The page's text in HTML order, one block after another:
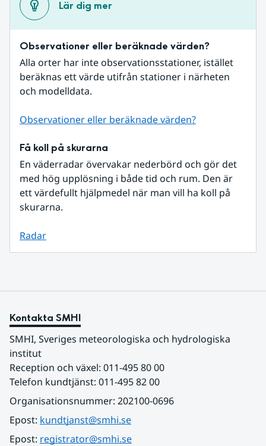
Lär dig mer
Observationer eller beräknade värden?
Alla orter har inte observationsstationer, istället
beräknas ett värde utifrån stationer i närheten
och modelldata.
Observationer eller beräknade värden?
Få koll på skurarna
En väderradar övervakar nederbörd och gör det
med hög upplösning i både tid och rum. Den är
ett värdefullt hjälpmedel när man vill ha koll på
skurarna.
Radar
Kontakta SMHI
SMHI, Sveriges meteorologiska och hydrologiska
institut
Reception och växel: 011-495 80 00
Telefon kundtjänst: 011-495 82 00
Organisationsnummer: 202100-0696
Epost: kundtjanst@smhi.se
Epost: registrator@smhi.se